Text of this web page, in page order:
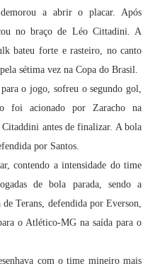
a abrir o placar. Após
no braço de Léo Cittadini. A
bateu forte e rasteiro, no canto
sétima vez na Copa do Brasil.
o jogo, sofreu o segundo gol,
foi acionado por Zaracho na
antes de finalizar. A bola
por Santos.
contendo a intensidade do time
de bola parada, sendo a
Terans, defendida por Everson,
o Atlético-MG na saída para o
com o time mineiro mais